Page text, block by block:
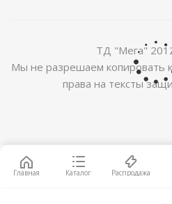
4 500руб.
ТД "Мега"
Мы не разрешаем копировать
права на тексты
Главная Каталог Распродажа